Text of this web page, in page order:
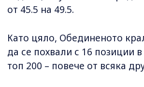
от 45.5 на 49.5.
Като цяло, Обединеното
да се похвали с 16 позиции
топ 200 – повече от всяка